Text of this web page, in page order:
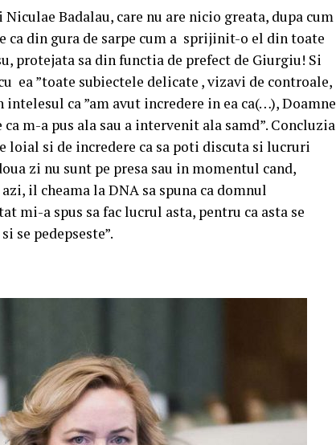
Badalau, care nu are nicio greata, dupa cum
ca din gura de sarpe cum a sprijinit-o el din toate
protejata sa din functia de prefect de Giurgiu! Si
ea ”toate subiectele delicate , vizavi de controale,
intelesul ca ”am avut incredere in ea ca(…), Doamne
m-a pus ala sau a intervenit ala samd”. Concluzia
loial si de incredere ca sa poti discuta si lucruri
zi nu sunt pe presa sau in momentul cand,
il cheama la DNA sa spuna ca domnul
mi-a spus sa fac lucrul asta, pentru ca asta se
se pedepseste”.